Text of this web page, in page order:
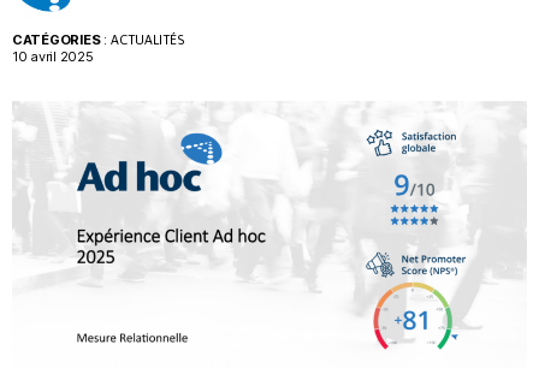
CATÉGORIES: ACTUALITÉS
10 avril 2025